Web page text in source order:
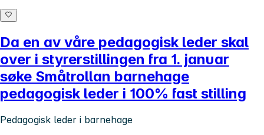
Da en av våre pedagogisk leder skal
over i styrerstillingen fra 1. januar
søke Småtrollan barnehage
pedagogisk leder i 100% fast stilling
Pedagogisk leder i barnehage